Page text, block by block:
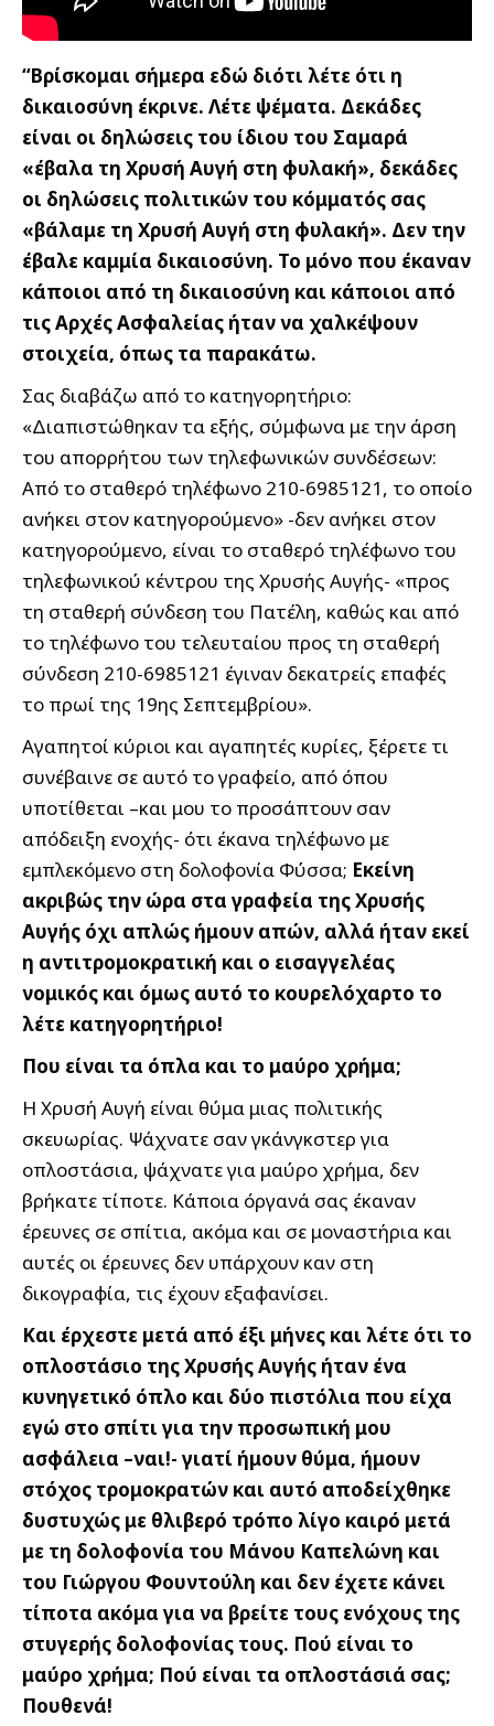
“Βρίσκομαι σήμερα εδώ διότι λέτε ότι η
δικαιοσύνη έκρινε. Λέτε ψέματα. Δεκάδες
είναι οι δηλώσεις του ίδιου του Σαμαρά
«έβαλα τη Χρυσή Αυγή στη φυλακή», δεκάδες
οι δηλώσεις πολιτικών του κόμματός σας
«βάλαμε τη Χρυσή Αυγή στη φυλακή». Δεν την
έβαλε καμμία δικαιοσύνη. Το μόνο που έκαναν
κάποιοι από τη δικαιοσύνη και κάποιοι από
τις Αρχές Ασφαλείας ήταν να χαλκέψουν
στοιχεία, όπως τα παρακάτω.
Σας διαβάζω από το κατηγορητήριο:
«Διαπιστώθηκαν τα εξής, σύμφωνα με την άρση
του απορρήτου των τηλεφωνικών συνδέσεων:
Από το σταθερό τηλέφωνο 210-6985121, το οποίο
ανήκει στον κατηγορούμενο» -δεν ανήκει στον
κατηγορούμενο, είναι το σταθερό τηλέφωνο του
τηλεφωνικού κέντρου της Χρυσής Αυγής- «προς
τη σταθερή σύνδεση του Πατέλη, καθώς και από
το τηλέφωνο του τελευταίου προς τη σταθερή
σύνδεση 210-6985121 έγιναν δεκατρείς επαφές
το πρωί της 19ης Σεπτεμβρίου».
Αγαπητοί κύριοι και αγαπητές κυρίες, ξέρετε τι
συνέβαινε σε αυτό το γραφείο, από όπου
υποτίθεται –και μου το προσάπτουν σαν
απόδειξη ενοχής- ότι έκανα τηλέφωνο με
εμπλεκόμενο στη δολοφονία Φύσσα; Εκείνη
ακριβώς την ώρα στα γραφεία της Χρυσής
Αυγής όχι απλώς ήμουν απών, αλλά ήταν εκεί
η αντιτρομοκρατική και ο εισαγγελέας
νομικός και όμως αυτό το κουρελόχαρτο το
λέτε κατηγορητήριο!
Που είναι τα όπλα και το μαύρο χρήμα;
Η Χρυσή Αυγή είναι θύμα μιας πολιτικής
σκευωρίας. Ψάχνατε σαν γκάνγκστερ για
οπλοστάσια, ψάχνατε για μαύρο χρήμα, δεν
βρήκατε τίποτε. Κάποια όργανά σας έκαναν
έρευνες σε σπίτια, ακόμα και σε μοναστήρια και
αυτές οι έρευνες δεν υπάρχουν καν στη
δικογραφία, τις έχουν εξαφανίσει.
Και έρχεστε μετά από έξι μήνες και λέτε ότι το
οπλοστάσιο της Χρυσής Αυγής ήταν ένα
κυνηγετικό όπλο και δύο πιστόλια που είχα
εγώ στο σπίτι για την προσωπική μου
ασφάλεια –ναι!- γιατί ήμουν θύμα, ήμουν
στόχος τρομοκρατών και αυτό αποδείχθηκε
δυστυχώς με θλιβερό τρόπο λίγο καιρό μετά
με τη δολοφονία του Μάνου Καπελώνη και
του Γιώργου Φουντούλη και δεν έχετε κάνει
τίποτα ακόμα για να βρείτε τους ενόχους της
στυγερής δολοφονίας τους. Πού είναι το
μαύρο χρήμα; Πού είναι τα οπλοστάσιά σας;
Πουθενά!